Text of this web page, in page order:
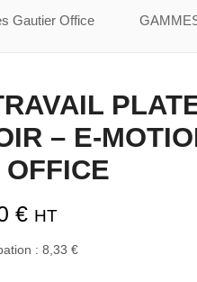
Gautier Office
– E-
€ HT
: 8,33 €